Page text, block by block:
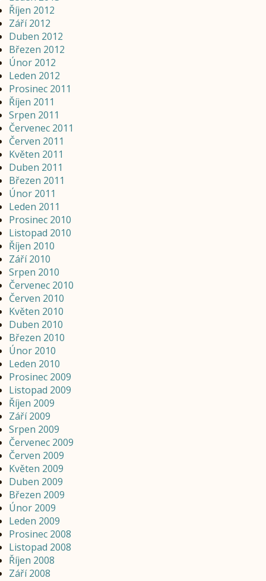
Říjen 2012
Září 2012
Duben 2012
Březen 2012
Únor 2012
Leden 2012
Prosinec 2011
Říjen 2011
Srpen 2011
Červenec 2011
Červen 2011
Květen 2011
Duben 2011
Březen 2011
Únor 2011
Leden 2011
Prosinec 2010
Listopad 2010
Říjen 2010
Září 2010
Srpen 2010
Červenec 2010
Červen 2010
Květen 2010
Duben 2010
Březen 2010
Únor 2010
Leden 2010
Prosinec 2009
Listopad 2009
Říjen 2009
Září 2009
Srpen 2009
Červenec 2009
Červen 2009
Květen 2009
Duben 2009
Březen 2009
Únor 2009
Leden 2009
Prosinec 2008
Listopad 2008
Říjen 2008
Září 2008